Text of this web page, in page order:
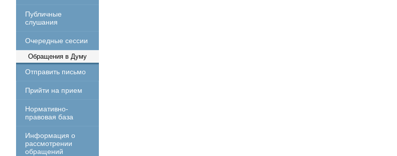
Публичные
слушания
Очередные сессии
Обращения в Думу
Отправить письмо
Прийти на прием
Нормативно-
правовая база
Информация о
рассмотрении
обращений